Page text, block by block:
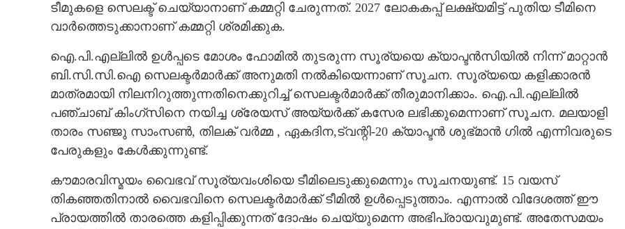
ടീമുകളെ സെലക്ട് ചെയ്യാനാണ് കമ്മറ്റി ചേരുന്നത്. 2027 ലോകകപ്പ് ലക്ഷ്യമിട്ട് പുതിയ ടീമിനെ
വാർത്തെടുക്കാനാണ് കമ്മറ്റി ശ്രമിക്കുക.
ഐ.പി.എല്ലിൽ ഉൾപ്പടെ മോശം ഫോമിൽ തുടരുന്ന സൂര്യയെ ക്യാപ്ടൻസിയിൽ നിന്ന് മാറ്റാൻ
ബി.സി.സി.ഐ സെലക്ടർമാർക്ക് അനുമതി നൽകിയെന്നാണ് സൂചന. സൂര്യയെ കളിക്കാരൻ
മാത്രമായി നിലനിറുത്തുന്നതിനെക്കുറിച്ച് സെലക്ടർമാർക്ക് തീരുമാനിക്കാം. ഐ.പി.എല്ലിൽ
പഞ്ചാബ് കിംഗ്സിനെ നയിച്ച ശ്രേയസ് അയ്യർക്ക് കസേര ലഭിക്കുമെന്നാണ് സൂചന. മലയാളി
താ‌രം സഞ്ജു സാംസൺ, തിലക് വർമ്മ , ഏകദിന,ട്വന്റി-20 ക്യാപ്ടൻ ശുഭ്മാൻ ഗിൽ എന്നിവരുടെ
പേരുകളും കേൾക്കുന്നുണ്ട്.
കൗമാരവിസ്മയം വൈഭവ് സൂര്യവംശിയെ ടീമിലെടുക്കുമെന്നും സൂചനയുണ്ട്. 15 വയസ്
തികഞ്ഞതിനാൽ വൈഭവിനെ സെലക്ടർമാർക്ക് ടീമിൽ ഉൾപ്പെടുത്താം. എന്നാൽ വിദേശത്ത് ഈ
പ്രായത്തിൽ താരത്തെ കളിപ്പിക്കുന്നത് ദോഷം ചെയ്യുമെന്ന അഭിപ്രായവുമുണ്ട്. അതേസമയം